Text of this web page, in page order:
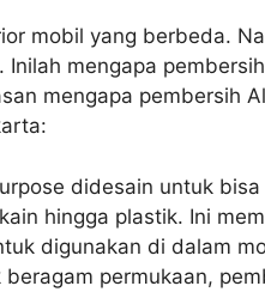
mobil yang berbeda.
mengapa
mengapa pembersih
didesain untuk
hingga plastik. Ini
digunakan di dalam
permukaan,